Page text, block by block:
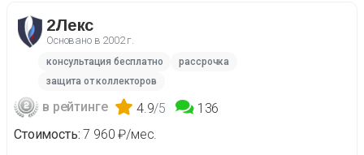
2Лекс
Основано в 2002 г.
консультация бесплатно
рассрочка
защита от коллекторов
в рейтинге 4.9/5
136
Стоимость 7 960 ₽/мес.